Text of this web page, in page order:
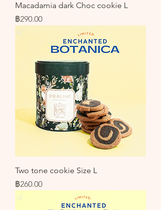
Macadamia dark Choc cookie L
ราคา
฿290.00
Two tone cookie Size L
ราคา
฿260.00